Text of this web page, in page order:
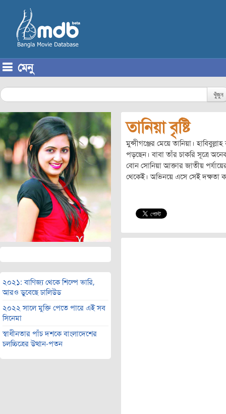
মেনু
খুঁজুন
২০২১: বাণিজ্য থেকে শিল্পে ভারি,
আরও ডুবেছে ঢালিউড
২০২২ সালে মুক্তি পেতে পারে এই সব
সিনেমা
স্বাধীনতার পাঁচ দশকে বাংলাদেশের
চলচ্চিত্রের উত্থান-পতন
তানিয়া বৃষ্টি
মুন্সীগঞ্জের মেয়ে তানিয়া।
পড়ছেন। বাবা তাঁর চাকরি সূত্রে
বোন সোনিয়া আক্তার জাতীয়
থেকেই। অভিনয়ে এসে সেই দক্ষতা